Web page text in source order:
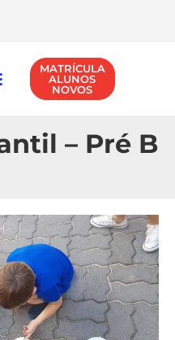
MATRÍCULA
ALUNOS
NOVOS
– Pré B